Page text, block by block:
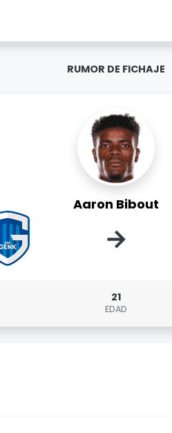
RUMOR DE FICHAJE
Aaron Bibout
→
21
EDAD